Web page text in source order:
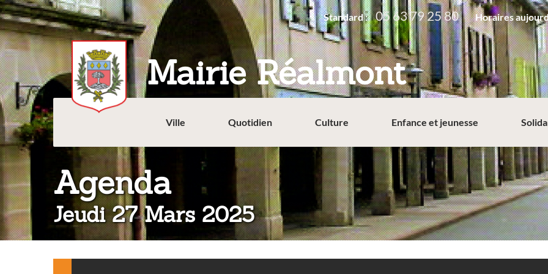
Aller
au
contenu
principal
Mairie Réalmont
Standard : 05 63 79 25 80 Horaires
Ville Quotidien Culture Enfance et jeunesse
Agenda:
Jeudi 27 Mars 2025